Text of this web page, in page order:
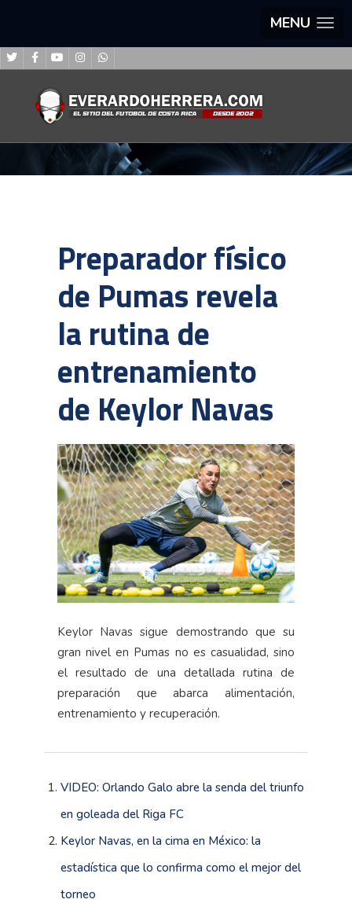
MENU
Preparador físico
de Pumas revela
la rutina de
entrenamiento
de Keylor Navas
Keylor Navas sigue demostrando que su
gran nivel en Pumas no es casualidad, sino
el resultado de una detallada rutina de
preparación que abarca alimentación,
entrenamiento y recuperación.
VIDEO: Orlando Galo abre la senda del triunfo
en goleada del Riga FC
Keylor Navas, en la cima en México: la
estadística que lo confirma como el mejor del
torneo